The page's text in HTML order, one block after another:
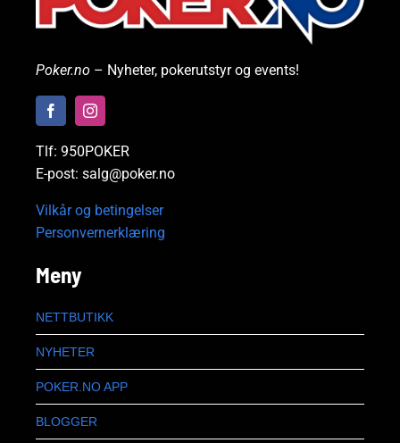
Poker.no – Nyheter, pokerutstyr og events!
Tlf: 950POKER
E-post: salg@poker.no
Vilkår og betingelser
Personvernerklæring
Meny
NETTBUTIKK
NYHETER
POKER.NO APP
BLOGGER